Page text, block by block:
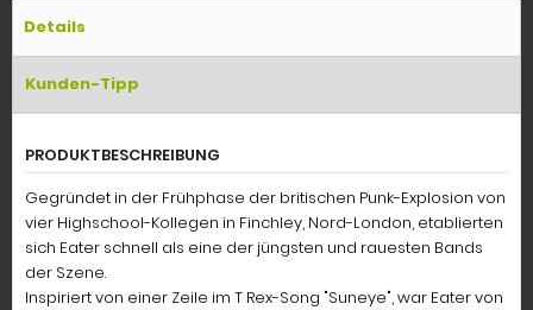
Details
Kunden-Tipp
PRODUKTBESCHREIBUNG
Gegründet in der Frühphase der britischen Punk-Explosion von
vier Highschool-Kollegen in Finchley, Nord-London, etablierten
sich Eater schnell als eine der jüngsten und rauesten Bands
der Szene.
Inspiriert von einer Zeile im T Rex-Song "Suneye", war Eater von